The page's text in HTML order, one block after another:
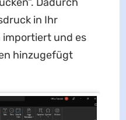
in Ihr
und es
hinzugefügt